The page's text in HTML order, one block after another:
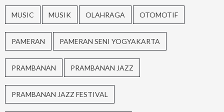
MUSIC MUSIK OLAHRAGA OTOMOTIF
PAMERAN PAMERAN SENI YOGYAKARTA
PRAMBANAN PRAMBANAN JAZZ
PRAMBANAN JAZZ FESTIVAL